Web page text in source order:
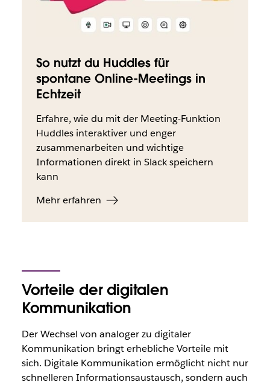
So nutzt du Huddles für
spontane Online-Meetings in
Echtzeit
Erfahre, wie du mit der Meeting-Funktion ​​​​
Huddles interaktiver und enger
zusammenarbeiten und wichtige
Informationen direkt in Slack speichern
kann
Mehr erfahren
Vorteile der digitalen
Kommunikation
Der Wechsel von analoger zu digitaler
Kommunikation bringt erhebliche Vorteile mit
sich. Digitale Kommunikation ermöglicht nicht nur
schnelleren Informationsaustausch, sondern auch